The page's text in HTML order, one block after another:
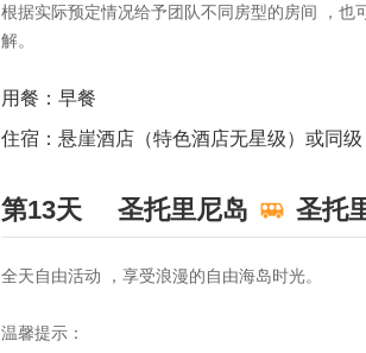
根据实际预定情况给予团队不同房型的房间 ，
解。
用餐：早餐
住宿：悬崖酒店（特色酒店无星级）或同级
第13天 圣托里尼岛 圣托
全天自由活动 ，享受浪漫的自由海岛时光。
温馨提示：